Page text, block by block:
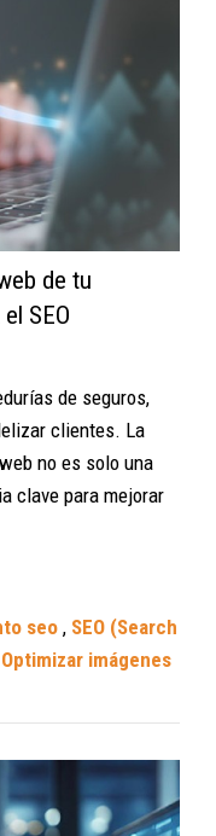
de tu
SEO
de seguros,
clientes. La
no es solo una
clave para mejorar
seo, SEO (Search
Optimizar imágenes